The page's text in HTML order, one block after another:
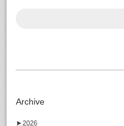
Archive
►2026